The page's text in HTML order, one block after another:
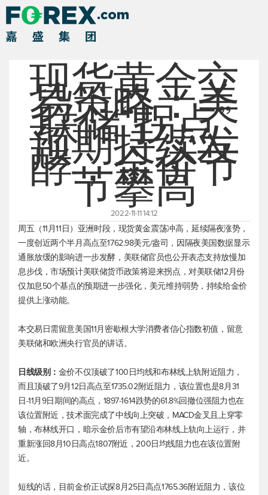
现货黄金交
易策略：美
联储“拐点”
预期持续发
酵，金价节
节攀高
2022-11-11 14:12
周五（11月11日）亚洲时段， 现货黄金震荡冲高，延续隔夜涨势，
一度创近两个半月高点至1762.98美元/盎司，因隔夜美国数据显示
通胀放缓的影响进一步发酵，美联储官员也公开表态支持放慢加
息步伐，市场预计美联储货币政策将迎来拐点，对美联储12月份
仅加息50个基点的预期进一步强化，美元维持弱势，持续给金价
提供上涨动能。
本交易日需留意美国11月密歇根大学消费者信心指数初值，留意
美联储和欧洲央行官员的讲话。
日线级别： 金价不仅顶破了100日均线和布林线上轨附近阻力，
而且顶破了9月12日高点至1735.02附近阻力，该位置也是8月31
日-11月9日期间的高点，1897-1614跌势的61.8%回撤位强阻力也在
该位置附近，技术面完成了中线向上突破，MACD金叉且上穿零
轴，布林线开口，暗示金价后市有望沿布林线上轨向上运行，并
重新涨回8月10日高点1807附近，200日均线阻力也在该位置附
近。
短线的话，目前金价正试探8月25日高点1765.36附近阻力，该位